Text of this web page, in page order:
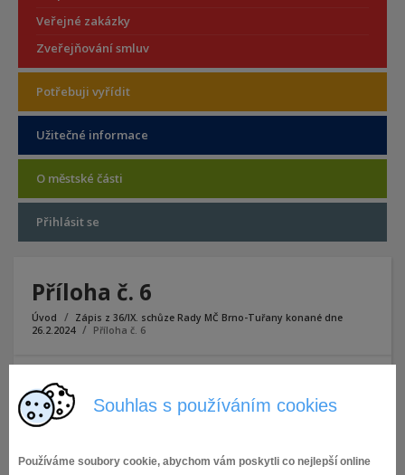
Souhlas s používáním cookies
Používáme soubory cookie, abychom vám poskytli co nejlepší online
Veřejné zakázky
Zveřejňování smluv
Potřebuji vyřídit
Užitečné informace
O městské části
Přihlásit se
Příloha č. 6
Úvod
Zápis z 36/IX. schůze Rady MČ Brno-Tuřany konané dne
26.2.2024
Příloha č. 6
Příloha č. 6